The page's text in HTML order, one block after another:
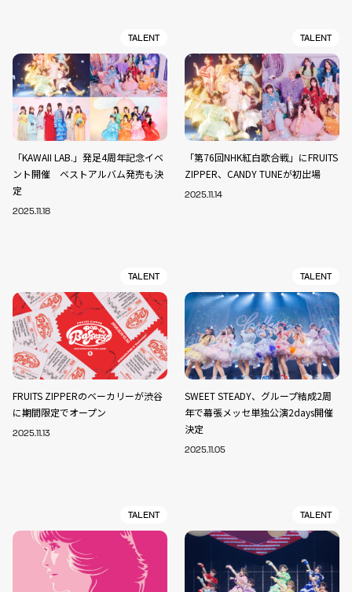
TALENT
「KAWAII LAB.」発足4周年記念イベ
ント開催 ベストアルバム発売も決
定
2025.11.18
TALENT
「第76回NHK紅白歌合戦」にFRUITS
ZIPPER、CANDY TUNEが初出場
2025.11.14
TALENT
FRUITS ZIPPERのベーカリーが渋谷
に期間限定でオープン
2025.11.13
TALENT
SWEET STEADY、グループ結成2周
年で幕張メッセ単独公演2days開催
決定
2025.11.05
TALENT TALENT